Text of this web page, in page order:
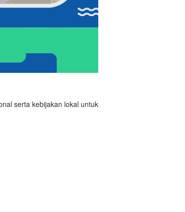
serta kebijakan lokal untuk